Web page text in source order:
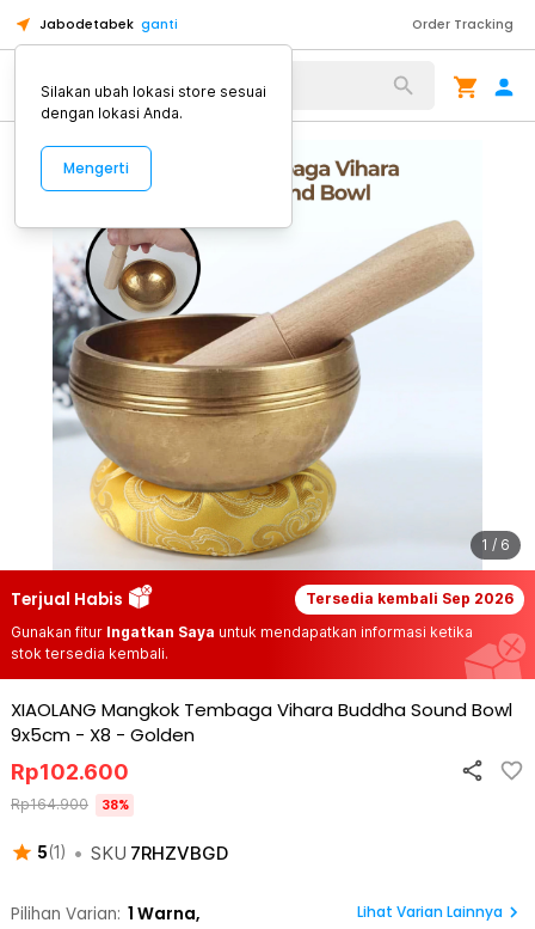
Jabodetabek ganti Order Tracking
Alat Kopi
1 / 6
Terjual Habis Tersedia kembali Sep 2026
Gunakan fitur Ingatkan Saya untuk mendapatkan informasi ketika
stok tersedia kembali.
XIAOLANG Mangkok Tembaga Vihara Buddha Sound Bowl
9x5cm - X8 - Golden
5(1) • SKU 7RHZVBGD
Rp102.600
Rp164.900 38%
Pilihan Varian: 1 Warna, Lihat Varian Lainnya
Silakan ubah lokasi store sesuai
dengan lokasi Anda.
Mengerti